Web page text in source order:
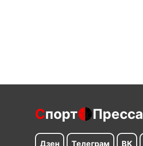
Спорт Пресса
Дзен Телеграм ВК